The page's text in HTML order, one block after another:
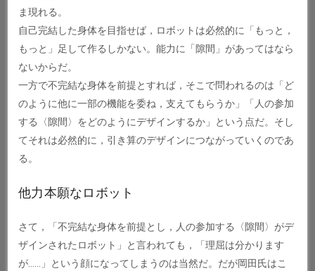
ま現れる。
自己完結した身体を目指せば，ロボットは必然的に「もっと，
もっと」足して作るしかない。能力に「隙間」があってはなら
ないからだ。
一方で不完結な身体を前提とすれば，そこで問われるのは「ど
のように他に一部の機能を委ね，支えてもらうか」「人の参加
する〈隙間〉をどのようにデザインするか」という点だ。そし
てそれは必然的に，引き算のデザインにつながっていくのであ
る。
他力本願なロボット
さて，「不完結な身体を前提とし，人の参加する〈隙間〉がデ
ザインされたロボット」と言われても，「理屈は分かります
が……」という顔になってしまうのは当然だ。だが岡田氏はこ